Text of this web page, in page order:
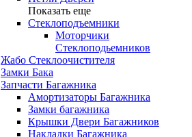
Показать еще
Стеклоподъемники
Моторчики
Стеклоподьемников
Жабо Стеклоочистителя
Замки Бака
Запчасти Багажника
Амортизаторы Багажника
Замки багажника
Крышки Двери Багажников
Накладки Багажника